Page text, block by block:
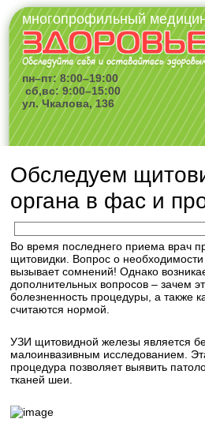
многопрофильный
пн–пт: 8:00–19:00
сб,вс: 9:00–15:00
ул. Чкалова, 136
Обследуем
органа в фас и
Во время последнего приема врач
щитовидки. Вопрос о
вызывает сомнений! Однако
дополнительных вопросов – зачем
болезненность процедуры, а также
считаются нормой.
УЗИ щитовидной железы является
малоинвазивным исследованием.
процедура позволяет выявить
тканей шеи.